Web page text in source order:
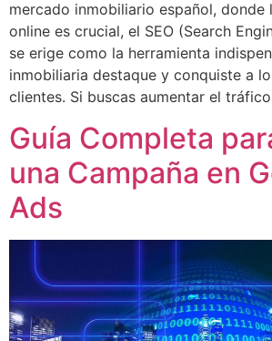
mercado inmobiliario español, donde
online es crucial, el SEO (Search
se erige como la herramienta
inmobiliaria destaque y conquiste a
clientes. Si buscas aumentar el
Guía Completa
una Campaña en
Ads